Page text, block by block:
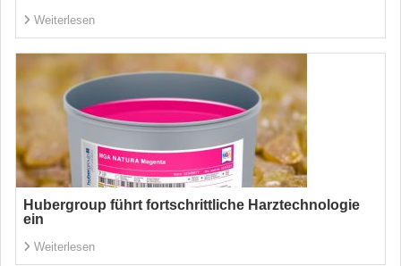
Weiterlesen
Hubergroup führt fortschrittliche Harztechnologie
ein
Weiterlesen